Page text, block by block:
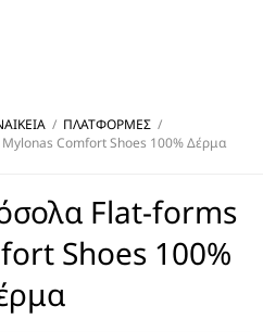
/ ΠΛΑΤΦΟΡΜΕΣ /
Mylonas Comfort Shoes 100% Δέρμα
Flat-forms
Shoes 100%